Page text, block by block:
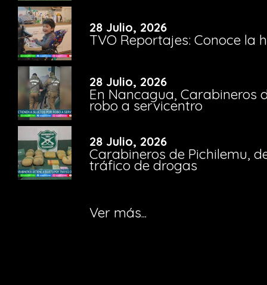
28 Julio, 2026
TVO Reportajes: Conoce la
28 Julio, 2026
En Nancagua, Carabineros
robo a servicentro
28 Julio, 2026
Carabineros de Pichilemu,
tráfico de drogas
Ver más...